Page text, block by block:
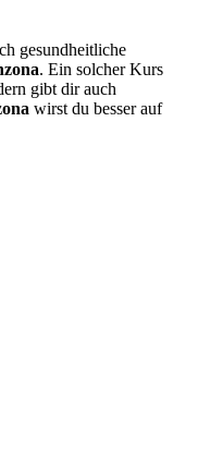
gesundheitliche
. Ein solcher Kurs
gibt dir auch
wirst du besser auf